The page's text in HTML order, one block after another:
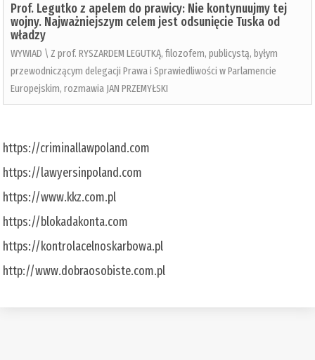
Prof. Legutko z apelem do prawicy: Nie kontynuujmy tej
wojny. Najważniejszym celem jest odsunięcie Tuska od
władzy
WYWIAD \ Z prof. RYSZARDEM LEGUTKĄ, filozofem, publicystą, byłym
przewodniczącym delegacji Prawa i Sprawiedliwości w Parlamencie
Europejskim, rozmawia JAN PRZEMYŁSKI
https://criminallawpoland.com
https://lawyersinpoland.com
https://www.kkz.com.pl
https://blokadakonta.com
https://kontrolacelnoskarbowa.pl
http://www.dobraosobiste.com.pl